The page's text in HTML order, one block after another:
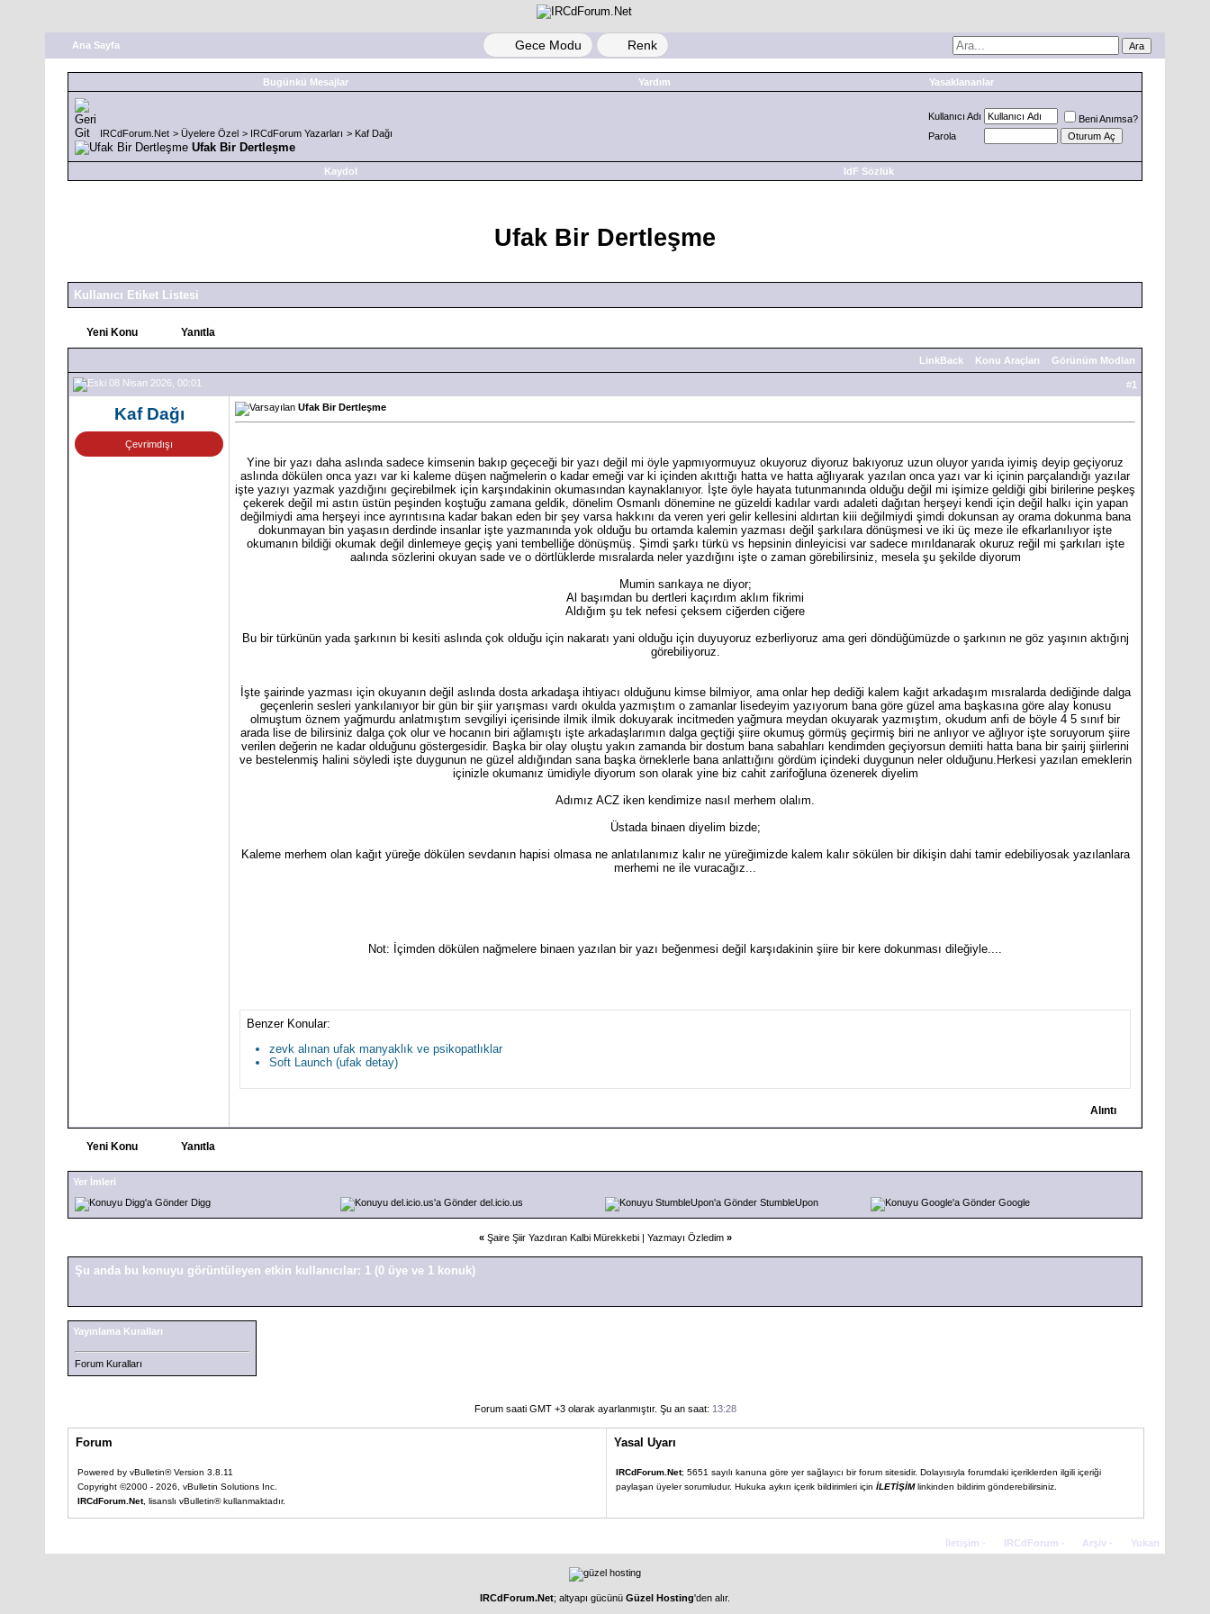
Ana Sayfa Gece Modu Renk
Bugünkü Mesajlar Yardım Yasaklananlar
IRCdForum.Net > Üyelere Özel > IRCdForum Yazarları > Kaf Dağı
Ufak Bir Dertleşme
Kullanıcı Adı
Beni Anımsa?
Parola
Kaydol IdF Sözlük
Ufak Bir Dertleşme
Kullanıcı Etiket Listesi
Yeni Konu Yanıtla
LinkBack Konu Araçları Görünüm Modları
08 Nisan 2026, 00:01 #1
Kaf Dağı
Çevrimdışı
Ufak Bir Dertleşme
Yine bir yazı daha aslında sadece kimsenin bakıp geçeceği bir yazı değil mi öyle yapmıyormuyuz okuyoruz diyoruz bakıyoruz uzun oluyor yarıda iyimiş deyip geçiyoruz
aslında dökülen onca yazı var ki kaleme düşen nağmelerin o kadar emeği var ki içinden akıttığı hatta ve hatta ağlıyarak yazılan onca yazı var ki içinin parçalandığı yazılar
işte yazıyı yazmak yazdığını geçirebilmek için karşındakinin okumasından kaynaklanıyor. İşte öyle hayata tutunmanında olduğu değil mi işimize geldiği gibi birilerine peşkeş
çekerek değil mi astın üstün peşinden koştuğu zamana geldik, dönelim Osmanlı dönemine ne güzeldi kadılar vardı adaleti dağıtan herşeyi kendi için değil halkı için yapan
değilmiydi ama herşeyi ince ayrıntısına kadar bakan eden bir şey varsa hakkını da veren yeri gelir kellesini aldırtan kiii değilmiydi şimdi dokunsan ay orama dokunma bana
dokunmayan bin yaşasın derdinde insanlar işte yazmanında yok olduğu bu ortamda kalemin yazması değil şarkılara dönüşmesi ve iki üç meze ile efkarlanılıyor işte
okumanın bildiği okumak değil dinlemeye geçiş yani tembelliğe dönüşmüş. Şimdi şarkı türkü vs hepsinin dinleyicisi var sadece mırıldanarak okuruz reğil mi şarkıları işte
aalında sözlerini okuyan sade ve o dörtlüklerde mısralarda neler yazdığını işte o zaman görebilirsiniz, mesela şu şekilde diyorum
Mumin sarıkaya ne diyor;
Al başımdan bu dertleri kaçırdım aklım fikrimi
Aldığım şu tek nefesi çeksem ciğerden ciğere
Bu bir türkünün yada şarkının bi kesiti aslında çok olduğu için nakaratı yani olduğu için duyuyoruz ezberliyoruz ama geri döndüğümüzde o şarkının ne göz yaşının aktığınj
görebiliyoruz.
İşte şairinde yazması için okuyanın değil aslında dosta arkadaşa ihtiyacı olduğunu kimse bilmiyor, ama onlar hep dediği kalem kağıt arkadaşım mısralarda dediğinde dalga
geçenlerin sesleri yankılanıyor bir gün bir şiir yarışması vardı okulda yazmıştım o zamanlar lisedeyim yazıyorum bana göre güzel ama başkasına göre alay konusu
olmuştum öznem yağmurdu anlatmıştım sevgiliyi içerisinde ilmik ilmik dokuyarak incitmeden yağmura meydan okuyarak yazmıştım, okudum anfi de böyle 4 5 sınıf bir
arada lise de bilirsiniz dalga çok olur ve hocanın biri ağlamıştı işte arkadaşlarımın dalga geçtiği şiire okumuş görmüş geçirmiş biri ne anlıyor ve ağlıyor işte soruyorum şiire
verilen değerin ne kadar olduğunu göstergesidir. Başka bir olay oluştu yakın zamanda bir dostum bana sabahları kendimden geçiyorsun demiiti hatta bana bir şairij şiirlerini
ve bestelenmiş halini söyledi işte duygunun ne güzel aldığından sana başka örneklerle bana anlattığını gördüm içindeki duygunun neler olduğunu.Herkesi yazılan emeklerin
içinizle okumanız ümidiyle diyorum son olarak yine biz cahit zarifoğluna özenerek diyelim
Adımız ACZ iken kendimize nasıl merhem olalım.
Üstada binaen diyelim bizde;
Kaleme merhem olan kağıt yüreğe dökülen sevdanın hapisi olmasa ne anlatılanımız kalır ne yüreğimizde kalem kalır sökülen bir dikişin dahi tamir edebiliyosak yazılanlara
merhemi ne ile vuracağız...
Not: İçimden dökülen nağmelere binaen yazılan bir yazı beğenmesi değil karşıdakinin şiire bir kere dokunması dileğiyle....
Benzer Konular:
zevk alınan ufak manyaklık ve psikopatlıklar
Soft Launch (ufak detay)
Alıntı
Yeni Konu Yanıtla
Yer İmleri
Digg
del.icio.us StumbleUpon Google
« Şaire Şiir Yazdıran Kalbi Mürekkebi| Yazmayı Özledim »
Şu anda bu konuyu görüntüleyen etkin kullanıcılar: 1 (0 üye ve 1 konuk)
Yayınlama Kuralları
Forum Kuralları
Forum saati GMT +3 olarak ayarlanmıştır. Şu an saat: 13:28
Forum
Powered by vBulletin® Version 3.8.11
Copyright ©2000 - 2026, vBulletin Solutions Inc.
IRCdForum.Net, lisanslı vBulletin® kullanmaktadır.
Yasal Uyarı
IRCdForum.Net; 5651 sayılı kanuna göre yer sağlayıcı bir forum sitesidir. Dolayısıyla forumdaki içeriklerden ilgili içeriği
paylaşan üyeler sorumludur. Hukuka aykırı içerik bildirimleri için İLETİŞİMlinkinden bildirim gönderebilirsiniz.
İletişim - IRCdForum - Arşiv - Yukarı
IRCdForum.Net; altyapı gücünü Güzel Hosting'den alır.